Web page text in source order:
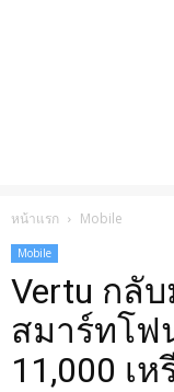
หน้าแรก Mobile
Mobile
Vertu กลั
สมาร์ทโฟ
11,000 เ